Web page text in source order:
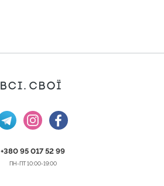
+380 95 017 52 99
ПН-ПТ 10:00-19:00